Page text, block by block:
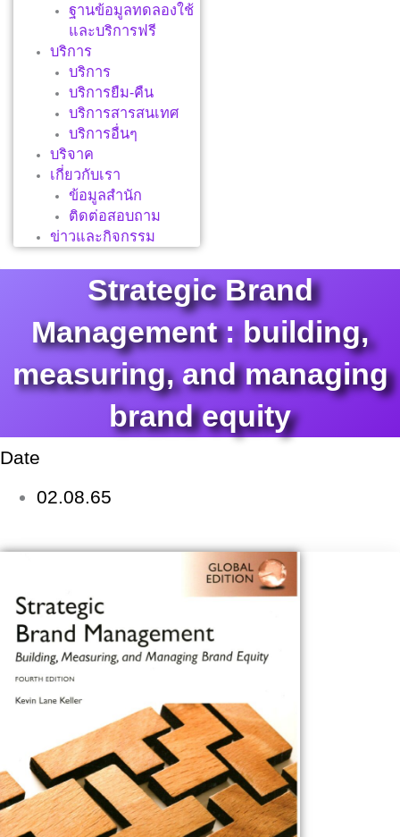
ฐานข้อมูลทดลองใช้
และบริการฟรี
บริการ
บริการ
บริการยืม-คืน
บริการสารสนเทศ
บริการอื่นๆ
บริจาค
เกี่ยวกับเรา
ข้อมูลสำนัก
ติดต่อสอบถาม
ข่าวและกิจกรรม
Strategic Brand
Management : building,
measuring, and managing
brand equity
Date
02.08.65